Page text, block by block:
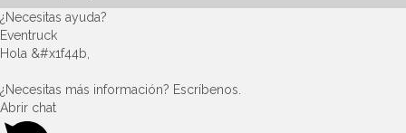
¿Necesitas ayuda?
Eventruck
Hola &#x1f44b,
¿Necesitas más información? Escríbenos.
Abrir chat